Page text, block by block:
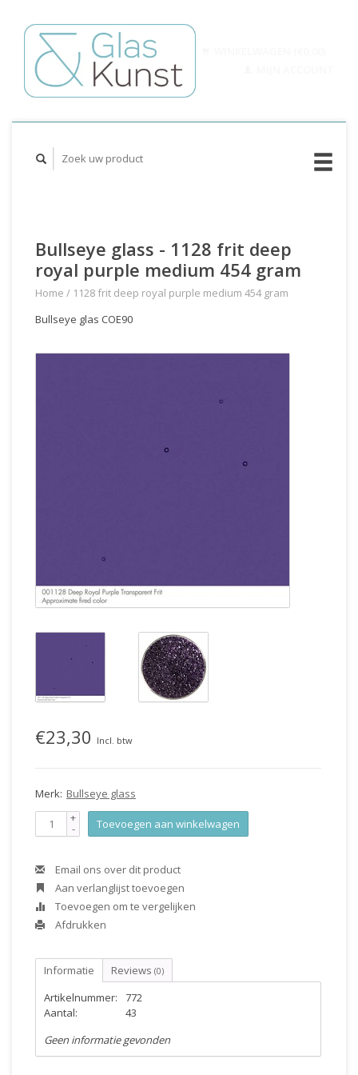
Bullseye glass - 1128 frit deep
royal purple medium 454 gram
Home / 1128 frit deep royal purple medium 454 gram
Bullseye glas COE90
€23,30 Incl. btw
Merk: Bullseye glass
+
- Toevoegen aan winkelwagen
Email ons over dit product
Aan verlanglijst toevoegen
Toevoegen om te vergelijken
Afdrukken
Informatie Reviews (0)
Artikelnummer:
772
Aantal:
43
Geen informatie gevonden